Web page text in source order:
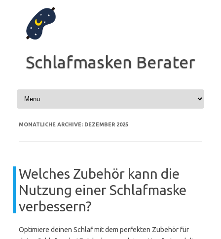
springen
Schlafmasken Berater
MONATLICHE ARCHIVE: DEZEMBER 2025
Welches Zubehör kann die
Nutzung einer Schlafmaske
verbessern?
Optimiere deinen Schlaf mit dem perfekten Zubehör für